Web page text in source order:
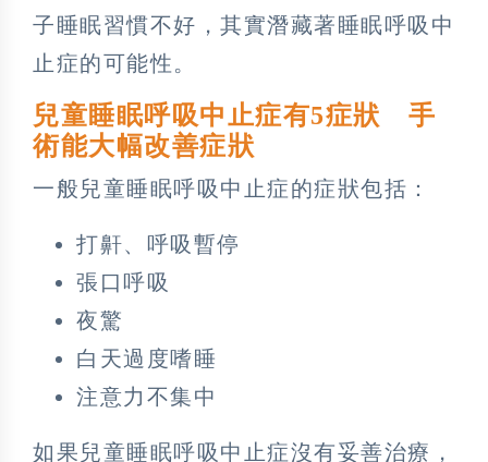
子睡眠習慣不好，其實潛藏著睡眠呼吸中
止症的可能性。
兒童睡眠呼吸中止症有5症狀 手
術能大幅改善症狀
一般兒童睡眠呼吸中止症的症狀包括：
打鼾、呼吸暫停
張口呼吸
夜驚
白天過度嗜睡
注意力不集中
如果兒童睡眠呼吸中止症沒有妥善治療，